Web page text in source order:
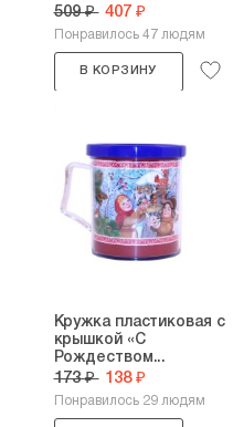
509 ₽ 407 ₽
Понравилось 47 людям
В КОРЗИНУ
Кружка пластиковая с
крышкой «С
Рождеством...
173 ₽ 138 ₽
Понравилось 29 людям